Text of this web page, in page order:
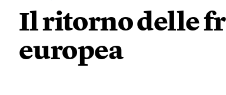
Il ritorno delle
europea